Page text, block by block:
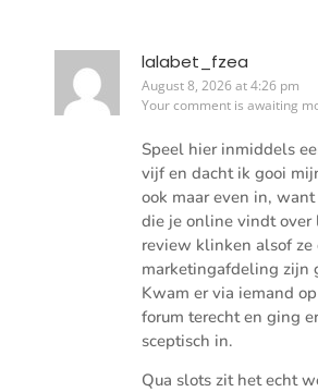
lalabet_fzea
August 8, 2026 at 4:26 pm
Your comment is awaiting
Speel hier inmiddels
vijf en dacht ik gooi
ook maar even in,
die je online vindt over
review klinken alsof ze
marketingafdeling zijn
Kwam er via iemand
forum terecht en ging
sceptisch in.
Qua slots zit het echt